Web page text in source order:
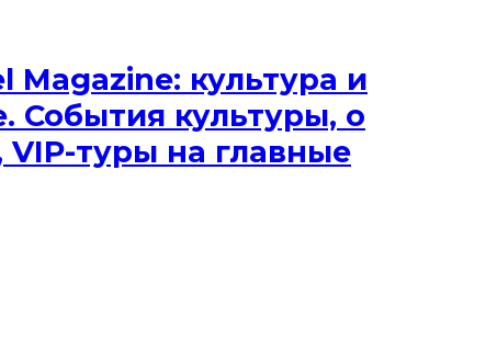
Magazine: культура и
События культуры, о
туры на главные